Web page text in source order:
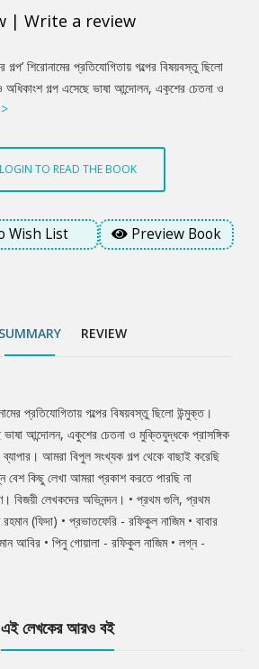
| Write a review
গল্প’ শিরোনামের প্রতিযোগিতায় গল্পের বিষয়বস্তু ছিলো
গল্প এসেছে ভাষা আন্দোলন, একুশের চেতনা ও
করে। এটি বেশ সুখকর একটি ব্যাপার। আমরা বিপুল
পারছি না আমাদেরই সীমাবদ্ধতার কারণে। বিজয়ী
• প্রথম গুলি, প্রথম রক্ত, প্রথম শহিদ - মিকাদাম
- রফিকুল নাজিম • বাবার কথা সত্যি হলো -
• পিনু গোয়ালা - রফিকুল নাজিম • লগ্ন - ফাইয়াজ
LOGIN TO READ THE BOOK
Wish List Preview Book
SUMMARY REVIEW
প্রতিযোগিতায় গল্পের বিষয়বস্তু ছিলো উন্মুক্ত।
আন্দোলন, একুশের চেতনা ও মুক্তিযুদ্ধকে প্রাসঙ্গিক
আমরা বিপুল সংখ্যক গল্প থেকে বাছাই করেছি
বেশ কিছু লেখা আমরা প্রকাশ করতে পারছি না
বিজয়ী লেখকদের অভিনন্দন। • প্রথম গুলি, প্রথম
(ফিদা) • প্রভাতফেরি - রফিকুল নাজিম • বাবার
আবির • পিনু গোয়ালা - রফিকুল নাজিম • লগ্ন -
এই লেখকের আরও বই